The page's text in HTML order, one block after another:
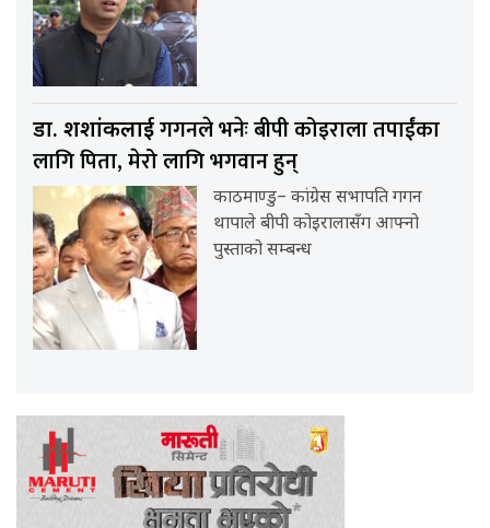
डा. शशांकलाईगगनले भनेः बीपी कोइराला तपाईंका
लागि पिता, मेरो लागि भगवान हुन्
काठमाण्डु– कांग्रेस सभापति गगन
थापाले बीपी कोइरालासँग आफ्नो
पुस्ताको सम्बन्ध